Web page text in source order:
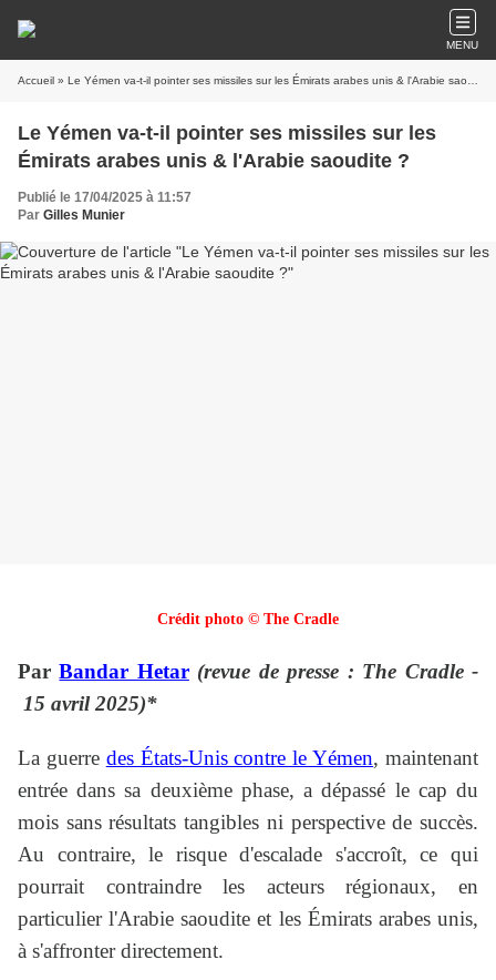
MENU
Accueil » Le Yémen va-t-il pointer ses missiles sur les Émirats arabes unis & l'Arabie saoudite ?
Le Yémen va-t-il pointer ses missiles sur les
Émirats arabes unis & l'Arabie saoudite ?
Publié le 17/04/2025 à 11:57
Par Gilles Munier
Crédit photo © The Cradle
ParBandar Hetar(revue de presse : The Cradle -
15 avril 2025)*
La guerre des États-Unis contre le Yémen, maintenant
entrée dans sa deuxième phase, a dépassé le cap du
mois sans résultats tangibles ni perspective de succès.
Au contraire, le risque d'escalade s'accroît, ce qui
pourrait contraindre les acteurs régionaux, en
particulier l'Arabie saoudite et les Émirats arabes unis,
à s'affronter directement.